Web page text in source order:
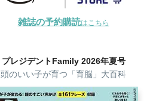
雑誌の予約購読はこちら
プレジデントFamily 2026年夏号
頭のいい子が育つ「育脳」大百科